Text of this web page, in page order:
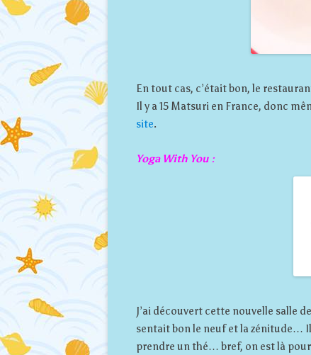
En tout cas, c’était bon, le
Il y a 15 Matsuri en France, donc
site.
Yoga With You :
J’ai découvert cette nouvelle salle
sentait bon le neuf et la zénitude…
prendre un thé… bref, on est là